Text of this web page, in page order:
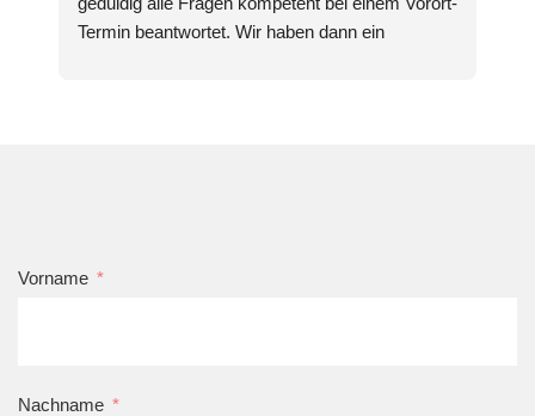
Termin beantwortet. Wir haben dann ein
Vorname
Nachname